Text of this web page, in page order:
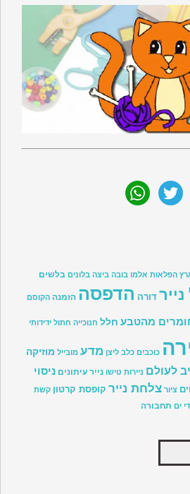
הפלאות אלמו בובה ביצה בלונים בלשים
דורה הדפסה הזמנה הקוסם
מהטבע חלל חנוכייה חתול ידידותי
כוכבים כלב ליצן מדע מובייל מוזיקה
לעולם ניירות טישו נייר עיתונים ניסוי
ציור צלחת נייר קופסת קרטון קשת
ים תחבורה